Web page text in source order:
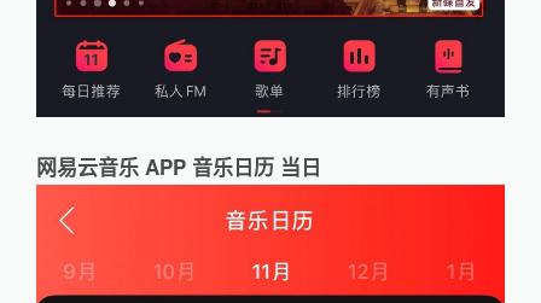
网易云音乐 APP 音乐日历 当日